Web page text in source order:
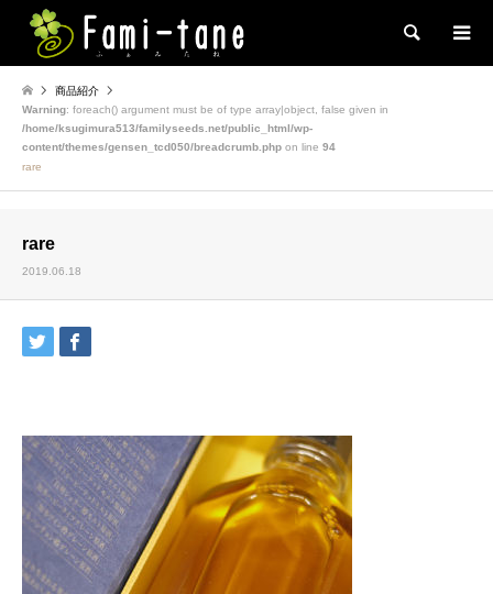
検索
商品紹介
Warning: foreach() argument must be of type array|object, false given in
/home/ksugimura513/familyseeds.net/public_html/wp-
content/themes/gensen_tcd050/breadcrumb.php on line 94
rare
rare
2019.06.18